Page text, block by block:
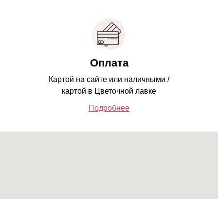
Картой на сайте или наличными /
картой в Цветочной лавке
Оплата
Подробнее